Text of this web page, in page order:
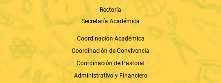
Coordinación Académica
Coordinación de Convivencia
Coordinación de Pastoral
Administrativo y Financiero
Departamentos educativos
Biblioteca